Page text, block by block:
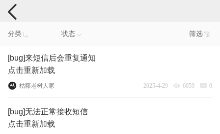
手机反馈
分类 状态 筛选
[bug]来短信后会重复通知
点击重新加载
枯藤老树人家 2025-4-29 6059 0
[bug]无法正常接收短信
点击重新加载